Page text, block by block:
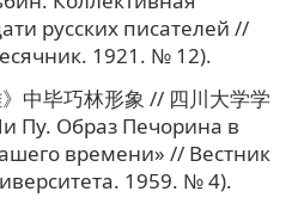
русских писателей //
1921. № 12).
中毕巧林形象 // 四川大学学
Пу. Образ Печорина в
времени» // Вестник
1959. № 4).